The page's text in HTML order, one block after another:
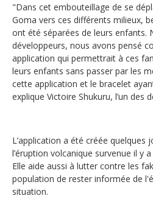
"Dans cet embouteillage de se
Goma vers ces différents milieux,
ont été séparées de leurs enfants.
développeurs, nous avons pensé
application qui permettrait à ces
leurs enfants sans passer par les
cette application et le bracelet
explique Victoire Shukuru, l’un des
L’application a été créée quelques
l’éruption volcanique survenue il y
Elle aide aussi à lutter contre les
population de rester informée de
situation.